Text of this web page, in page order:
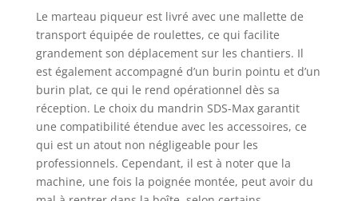
Le marteau piqueur est livré avec une mallette de
transport équipée de roulettes, ce qui facilite
grandement son déplacement sur les chantiers. Il
est également accompagné d’un burin pointu et d’un
burin plat, ce qui le rend opérationnel dès sa
réception. Le choix du mandrin SDS-Max garantit
une compatibilité étendue avec les accessoires, ce
qui est un atout non négligeable pour les
professionnels. Cependant, il est à noter que la
machine, une fois la poignée montée, peut avoir du